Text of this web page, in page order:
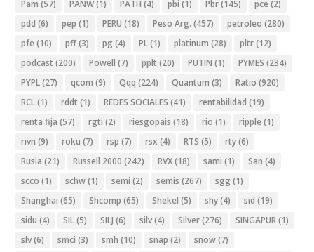
Pam (57) PANW(1) PATH (4) pbi (1) Pbr(145) pce (2)
pdd (6) pep (1) PERU (18) Peso Arg. (457) petroleo (280)
pfe (10) pff(3) pg (4) PL(1) platinum (28) pltr(12)
podcast (200) Powell (7) pplt (20) PUTIN (1) PYMES (234)
PYPL(27) qcom (9) Qqq (224) Quantum (3) Ratio (920)
RCL(1) rddt (1) REDES SOCIALES (41) rentabilidad (19)
renta fija (57) rgti (2) riesgopais (18) rio (1) ripple (1)
rivn (9) roku (7) rsp (7) rsx (4) RTS (5) rty(6)
Rusia (21) Russell 2000 (242) RVX(18) sami (1) San (4)
scco (1) schw(1) semi (2) semis (267) sgg (1)
Shanghai (65) Shcomp (65) Shekel (5) shy(4) sid (19)
sidu (4) SIL(5) SILJ (6) silv(4) Silver(276) SINGAPUR(1)
slv(6) smci (3) smh (10) snap (2) snow(7)